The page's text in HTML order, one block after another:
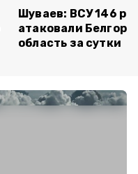
Шуваев: ВСУ 146
атаковали
область за сутки